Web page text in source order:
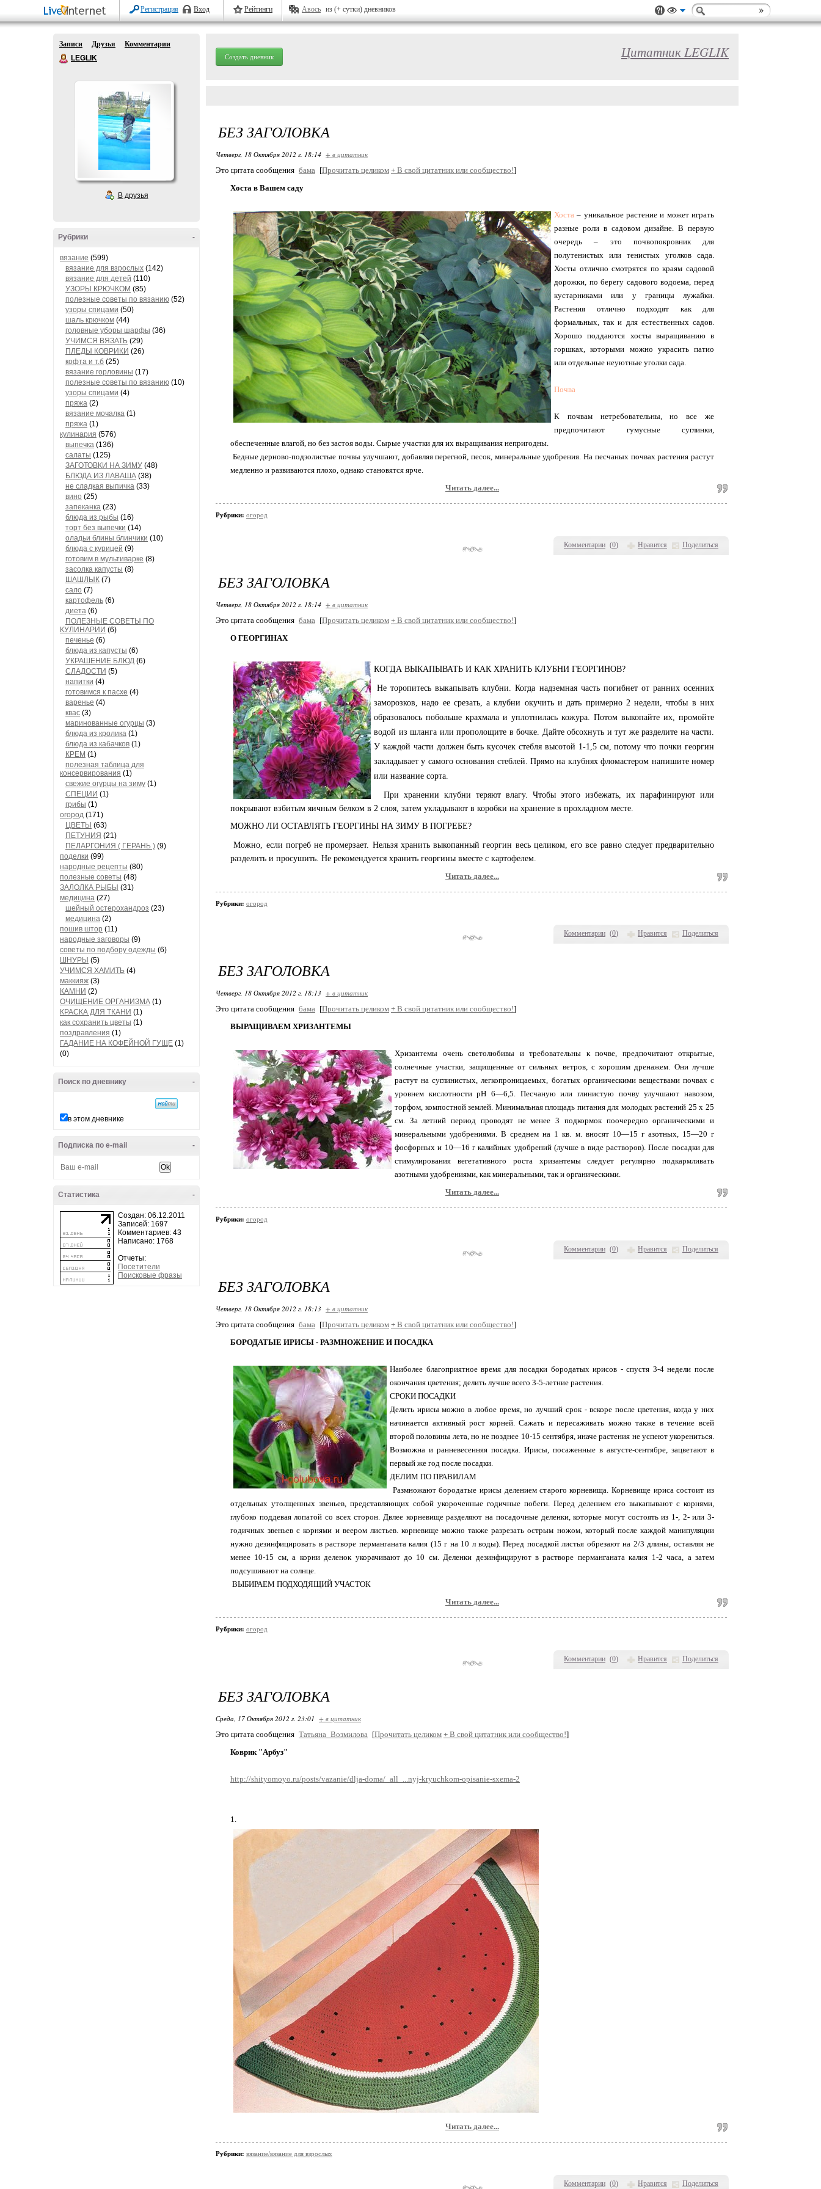
Регистрация Вход Рейтинги Авось из (+ сутки) дневников
Записи Друзья
Комментарии
LEGLIK
В друзья
-
Рубрики
вязание (599)
вязание для взрослых (142)
вязание для детей (110)
УЗОРЫ КРЮЧКОМ (85)
полезные советы по вязанию (52)
узоры спицами (50)
шаль крючком (44)
головные уборы шарфы (36)
УЧИМСЯ ВЯЗАТЬ (29)
ПЛЕДЫ КОВРИКИ (26)
кофта и т.б (25)
вязание горловины (17)
полезные советы по вязанию (10)
узоры спицами (4)
пряжа (2)
вязание мочалка (1)
пряжа (1)
кулинария (576)
выпечка (136)
салаты (125)
ЗАГОТОВКИ НА ЗИМУ (48)
БЛЮДА ИЗ ЛАВАША (38)
не сладкая выпичка (33)
вино (25)
запеканка (23)
блюда из рыбы (16)
торт без выпечки (14)
оладьи блины блинчики (10)
блюда с курицей (9)
готовим в мультиварке (8)
засолка капусты (8)
ШАШЛЫК (7)
сало (7)
картофель (6)
диета (6)
ПОЛЕЗНЫЕ СОВЕТЫ ПО
КУЛИНАРИИ (6)
печенье (6)
блюда из капусты (6)
УКРАШЕНИЕ БЛЮД (6)
СЛАДОСТИ (5)
напитки (4)
готовимся к пасхе (4)
варенье (4)
квас (3)
маринованные огурцы (3)
блюда из кролика (1)
блюда из кабачков (1)
КРЕМ (1)
полезная таблица для
консервирования (1)
свежие огурцы на зиму (1)
СПЕЦИИ (1)
грибы (1)
огород (171)
ЦВЕТЫ (63)
ПЕТУНИЯ (21)
ПЕЛАРГОНИЯ ( ГЕРАНЬ ) (9)
поделки (99)
народные рецепты (80)
полезные советы (48)
ЗАЛОЛКА РЫБЫ (31)
медицина (27)
шейный остерохандроз (23)
медицина (2)
пошив штор (11)
народные заговоры (9)
советы по подбору одежды (6)
ШНУРЫ (5)
УЧИМСЯ ХАМИТЬ (4)
маккияж (3)
КАМНИ (2)
ОЧИЩЕНИЕ ОРГАНИЗМА (1)
КРАСКА ДЛЯ ТКАНИ (1)
как сохранить цветы (1)
поздравления (1)
ГАДАНИЕ НА КОФЕЙНОЙ ГУЩЕ (1)
(0)
-
Поиск по дневнику
в этом дневнике
-
Подписка по e-mail
-
Статистика
Создан: 06.12.2011
Записей: 1697
Комментариев: 43
Написано: 1768
Отчеты:
Посетители
Поисковые фразы
Создать дневник Цитатник LEGLIK
Комментарии (0) Нравится Поделиться
БЕЗ ЗАГОЛОВКА
Четверг, 18 Октября 2012 г. 18:14 + в цитатник
Это цитата сообщения бама [Прочитать целиком + В свой цитатник или сообщество!]
Хоста в Вашем саду
Хоста – уникальное растение и может играть
разные роли в садовом дизайне. В первую
очередь – это почвопокровник для
полутенистых или тенистых уголков сада.
Хосты отлично смотрятся по краям садовой
дорожки, по берегу садового водоема, перед
кустарниками или у границы лужайки.
Растения отлично подходят как для
формальных, так и для естественных садов.
Хорошо поддаются хосты выращиванию в
горшках, которыми можно украсить патио
или отдельные неуютные уголки сада.
Почва
К почвам нетребовательны, но все же
предпочитают гумусные суглинки,
обеспеченные влагой, но без застоя воды. Сырые участки для их выращивания непригодны.
Бедные дерново-подзолистые почвы улучшают, добавляя перегной, песок, минеральные удобрения. На песчаных почвах растения растут
медленно и развиваются плохо, однако становятся ярче.
Читать далее...
Рубрики: огород
Комментарии (0) Нравится Поделиться
БЕЗ ЗАГОЛОВКА
Четверг, 18 Октября 2012 г. 18:14 + в цитатник
Это цитата сообщения бама [Прочитать целиком + В свой цитатник или сообщество!]
О ГЕОРГИНАХ
КОГДА ВЫКАПЫВАТЬ И КАК ХРАНИТЬ КЛУБНИ ГЕОРГИНОВ?
Не торопитесь выкапывать клубни. Когда надземная часть погибнет от ранних осенних
заморозков, надо ее срезать, а клубни окучить и дать примерно 2 недели, чтобы в них
образовалось побольше крахмала и уплотнилась кожура. Потом выкопайте их, промойте
водой из шланга или прополощите в бочке. Дайте обсохнуть и тут же разделите на части.
У каждой части должен быть кусочек стебля высотой 1-1,5 см, потому что почки георгин
закладывает у самого основания стеблей. Прямо на клубнях фломастером напишите номер
или название сорта.
При хранении клубни теряют влагу. Чтобы этого избежать, их парафинируют или
покрывают взбитым яичным белком в 2 слоя, затем укладывают в коробки на хранение в прохладном месте.
МОЖНО ЛИ ОСТАВЛЯТЬ ГЕОРГИНЫ НА ЗИМУ В ПОГРЕБЕ?
Можно, если погреб не промерзает. Нельзя хранить выкопанный георгин весь целиком, его все равно следует предварительно
разделить и просушить. Не рекомендуется хранить георгины вместе с картофелем.
Читать далее...
Рубрики: огород
Комментарии (0) Нравится Поделиться
БЕЗ ЗАГОЛОВКА
Четверг, 18 Октября 2012 г. 18:13 + в цитатник
Это цитата сообщения бама [Прочитать целиком + В свой цитатник или сообщество!]
ВЫРАЩИВАЕМ ХРИЗАНТЕМЫ
Хризантемы очень светолюбивы и требовательны к почве, предпочитают открытые,
солнечные участки, защищенные от сильных ветров, с хорошим дренажем. Они лучше
растут на суглинистых, легкопроницаемых, богатых органическими веществами почвах с
уровнем кислотности рН 6—6,5. Песчаную или глинистую почву улучшают навозом,
торфом, компостной землей. Минимальная площадь питания для молодых растений 25 х 25
см. За летний период проводят не менее 3 подкормок поочередно органическими и
минеральными удобрениями. В среднем на 1 кв. м. вносят 10—15 г азотных, 15—20 г
фосфорных и 10—16 г калийных удобрений (лучше в виде растворов). После посадки для
стимулирования вегетативного роста хризантемы следует регулярно подкармливать
азотными удобрениями, как минеральными, так и органическими.
Читать далее...
Рубрики: огород
Комментарии (0) Нравится Поделиться
БЕЗ ЗАГОЛОВКА
Четверг, 18 Октября 2012 г. 18:13 + в цитатник
Это цитата сообщения бама [Прочитать целиком + В свой цитатник или сообщество!]
БОРОДАТЫЕ ИРИСЫ - РАЗМНОЖЕНИЕ И ПОСАДКА
Наиболее благоприятное время для посадки бородатых ирисов - спустя 3-4 недели после
окончания цветения; делить лучше всего 3-5-летние растения.
СРОКИ ПОСАДКИ
Делить ирисы можно в любое время, но лучший срок - вскоре после цветения, когда у них
начинается активный рост корней. Сажать и пересаживать можно также в течение всей
второй половины лета, но не позднее 10-15 сентября, иначе растения не успеют укорениться.
Возможна и ранневесенняя посадка. Ирисы, посаженные в августе-сентябре, зацветают в
первый же год после посадки.
ДЕЛИМ ПО ПРАВИЛАМ
Размножают бородатые ирисы делением старого корневища. Корневище ириса состоит из
отдельных утолщенных звеньев, представляющих собой укороченные годичные побеги. Перед делением его выкапывают с корнями,
глубоко поддевая лопатой со всех сторон. Двлее корневище разделяют на посадочные деленки, которые могут состоять из 1-, 2- или 3-
годичных звеньев с корнями и веером листьев. корневище можно также разрезать острым ножом, который после каждой манипуляции
нужно дезинфицировать в растворе перманганата калия (15 г на 10 л воды). Перед посадкой листья обрезают на 2/3 длины, оставляя не
менее 10-15 см, а корни деленок укорачивают до 10 см. Деленки дезинфицируют в растворе перманганата калия 1-2 часа, а затем
подсушивают на солнце.
ВЫБИРАЕМ ПОДХОДЯЩИЙ УЧАСТОК
Читать далее...
Рубрики: огород
Комментарии (0) Нравится Поделиться
БЕЗ ЗАГОЛОВКА
Среда, 17 Октября 2012 г. 23:01 + в цитатник
Это цитата сообщения Татьяна_Возмилова [Прочитать целиком + В свой цитатник или сообщество!]
Коврик "Арбуз"
http://shityomoyo.ru/posts/vazanie/dlja-doma/_all_...nyj-kryuchkom-opisanie-sxema-2
1.
Читать далее...
Рубрики: вязание/вязание для взрослых